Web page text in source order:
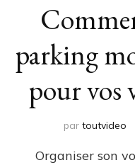
parking
pour vos
par toutvideo
Organiser son